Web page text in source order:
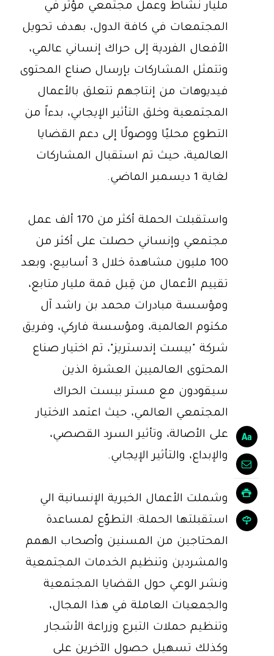
مليار نشاط وعمل مجتمعي مؤثر في
المجتمعات في كافة الدول، بهدف تحويل
الأفعال الفردية إلى حراك إنساني عالمي،
وتتمثل المشاركات بإرسال صناع المحتوى
فيديوهات من إنتاجهم تتعلق بالأعمال
المجتمعية وخلق التأثير الإيجابي، بدءاً من
التطوع محليًا ووصولًا إلى دعم القضايا
العالمية، حيث تم استقبال المشاركات
لغاية 1 ديسمبر الماضي.
واستقبلت الحملة أكثر من 170 ألف عمل
مجتمعي وإنساني حصلت على أكثر من
100 مليون مشاهدة خلال 3 أسابيع، وبعد
تقييم الأعمال من قِبل قمة مليار متابع،
ومؤسسة مبادرات محمد بن راشد آل
مكتوم العالمية، ومؤسسة فاركي، وفريق
شركة "بيست إندستريز"، تم اختيار صناع
المحتوى العالميين العشرة الذين
سيقودون مع مستر بيست الحراك
المجتمعي العالمي، حيث اعتمد الاختيار
على الأصالة، وتأثير السرد القصصي،
والإبداع، والتأثير الإيجابي.
وشملت الأعمال الخيرية الإنسانية الي
استقبلتها الحملة: التطوّع لمساعدة
المحتاجين من المسنين وأصحاب الهمم
والمشردين وتنظيم الخدمات المجتمعية
ونشر الوعي حول القضايا المجتمعية
والجمعيات العاملة في هذا المجال،
وتنظيم حملات التبرع وزراعة الأشجار
وكذلك تسهيل حصول الآخرين على